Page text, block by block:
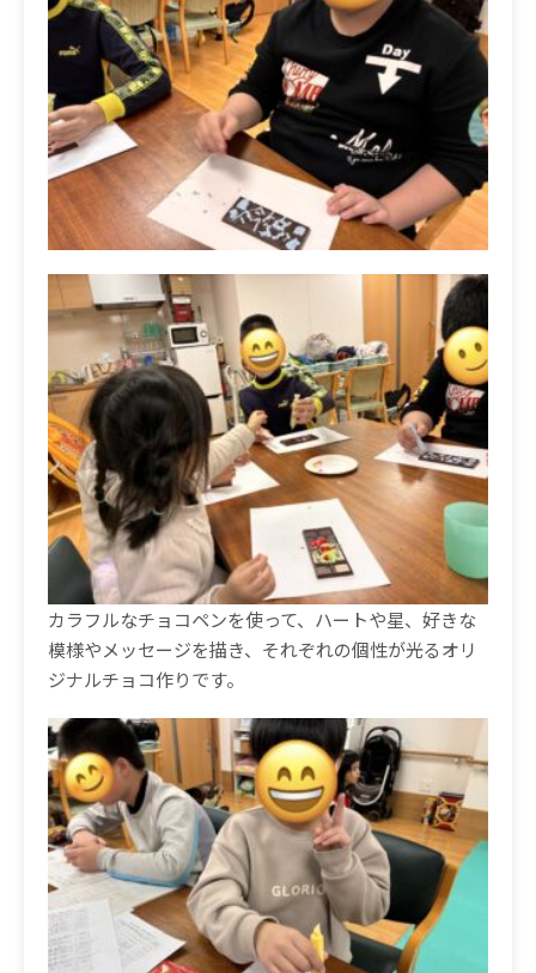
カラフルなチョコペンを使って、ハートや星、好きな
模様やメッセージを描き、それぞれの個性が光るオリ
ジナルチョコ作りです。